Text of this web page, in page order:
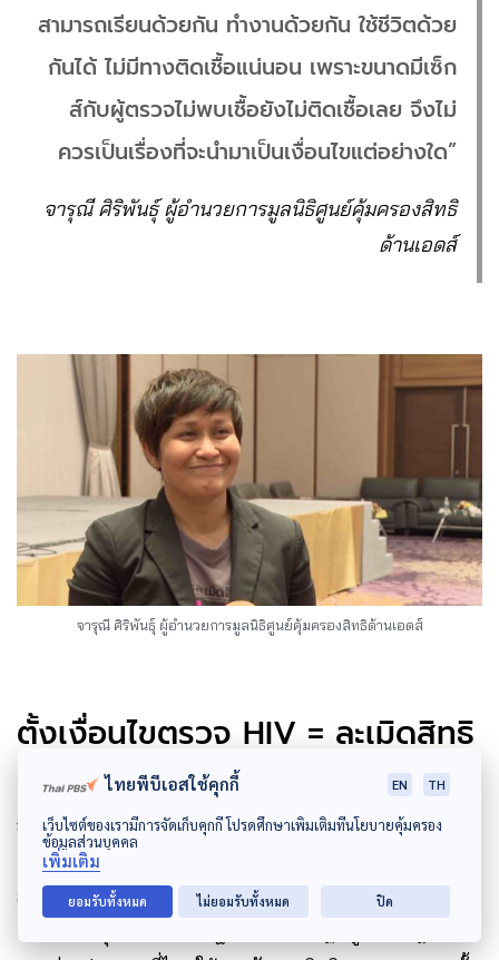
สามารถเรียนด้วยกัน ทำงานด้วยกัน ใช้ชีวิตด้วย
กันได้ ไม่มีทางติดเชื้อแน่นอน เพราะขนาดมีเซ็ก
ส์กับผู้ตรวจไม่พบเชื้อยังไม่ติดเชื้อเลย จึงไม่
ควรเป็นเรื่องที่จะนำมาเป็นเงื่อนไขแต่อย่างใด”
จารุณี ศิริพันธุ์ ผู้อํานวยการมูลนิธิศูนย์คุ้มครองสิทธิ
ด้านเอดส์
จารุณี ศิริพันธุ์ ผู้อํานวยการมูลนิธิศูนย์คุ้มครองสิทธิด้านเอดส์
ตั้งเงื่อนไขตรวจ HIV = ละเมิดสิทธิ
มนุษยชน
สุภัทรา นาคะผิว กรรมการสิทธิมนุษยชนกล่าวว่า
เรื่องของการไม่เลือกปฏิบัติต่อบุคคล ถือว่าเป็นหลักการ
สำคัญของสิทธิมนุษยชน และสิทธิที่จะไม่ถูกเลือกปฏิบัติ
ไทยพีบีเอสใช้คุกกี้ EN TH
เว็บไซต์ของเรามีการจัดเก็บคุกกี้ โปรดศึกษาเพิ่มเติมที่นโยบายคุ้มครอง
ข้อมูลส่วนบุคคล
เพิ่มเติม
ยอมรับทั้งหมด ไม่ยอมรับทั้งหมด ปิด